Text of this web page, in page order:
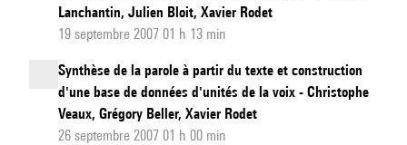
Lanchantin, Julien Bloit, Xavier Rodet
19 septembre 2007 01 h 13 min
Synthèse de la parole à partir du texte et construction
d'une base de données d'unités de la voix - Christophe
Veaux, Grégory Beller, Xavier Rodet
26 septembre 2007 01 h 00 min